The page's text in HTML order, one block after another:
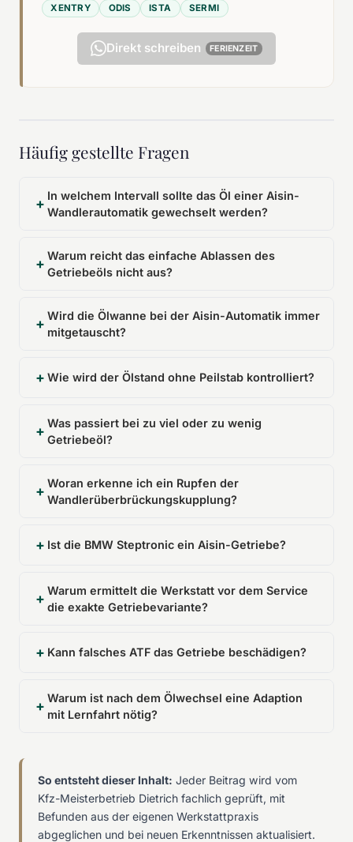
XENTRY
ODIS ISTA SERMI
Direkt schreiben FERIENZEIT
Häufig gestellte Fragen
In welchem Intervall sollte das Öl einer Aisin-
Wandlerautomatik gewechselt werden?
Warum reicht das einfache Ablassen des
Getriebeöls nicht aus?
Wird die Ölwanne bei der Aisin-Automatik immer
mitgetauscht?
Wie wird der Ölstand ohne Peilstab kontrolliert?
Was passiert bei zu viel oder zu wenig
Getriebeöl?
Woran erkenne ich ein Rupfen der
Wandlerüberbrückungskupplung?
Ist die BMW Steptronic ein Aisin-Getriebe?
Warum ermittelt die Werkstatt vor dem Service
die exakte Getriebevariante?
Kann falsches ATF das Getriebe beschädigen?
Warum ist nach dem Ölwechsel eine Adaption
mit Lernfahrt nötig?
So entsteht dieser Inhalt: Jeder Beitrag wird vom
Kfz-Meisterbetrieb Dietrich fachlich geprüft, mit
Befunden aus der eigenen Werkstattpraxis
abgeglichen und bei neuen Erkenntnissen aktualisiert.